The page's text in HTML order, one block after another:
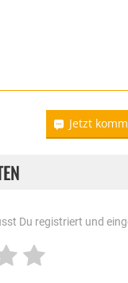
Jetzt
Du registriert und